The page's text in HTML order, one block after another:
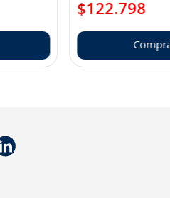
$122.798